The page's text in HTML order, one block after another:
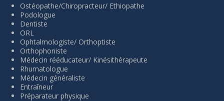
Ostéopathe/Chiropracteur/ Ethiopathe
Podologue
Dentiste
ORL
Ophtalmologiste/ Orthoptiste
Orthophoniste
Médecin rééducateur/ Kinésithérapeute
Rhumatologue
Médecin généraliste
Entraîneur
Préparateur physique